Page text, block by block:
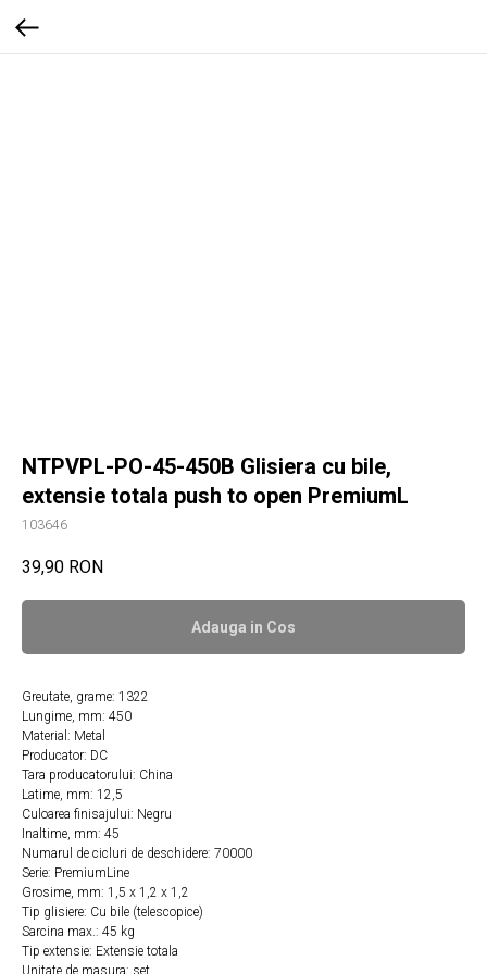
NTPVPL-PO-45-450B Glisiera cu bile,
extensie totala push to open PremiumL
103646
39,90 RON
Adauga in Сos
Greutate, grame: 1322
Lungime, mm: 450
Material: Metal
Producator: DC
Tara producatorului: China
Latime, mm: 12,5
Culoarea finisajului: Negru
Inaltime, mm: 45
Numarul de cicluri de deschidere: 70000
Serie: PremiumLine
Grosime, mm: 1,5 x 1,2 x 1,2
Tip glisiere: Cu bile (telescopice)
Sarcina max.: 45 kg
Tip extensie: Extensie totala